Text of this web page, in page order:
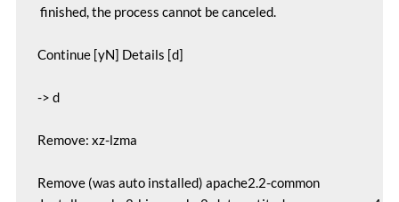
finished, the process cannot be canceled.
Continue [yN] Details [d]
-> d
Remove: xz-lzma
Remove (was auto installed) apache2.2-common